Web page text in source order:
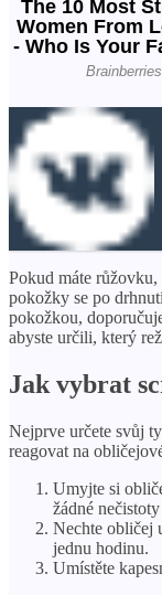
Pokud máte růžovku,
pokožky se po
pokožkou,
abyste určili, který
Jak vybrat
Nejprve určete svůj
reagovat na
Umyjte si
žádné
Nechte obličej
jednu hodinu.
Umístěte